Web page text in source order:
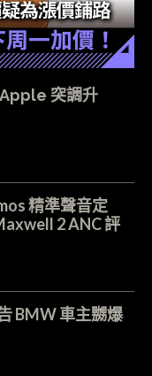
突調升
精準聲音定
2 ANC 評
BMW 車主嬲爆